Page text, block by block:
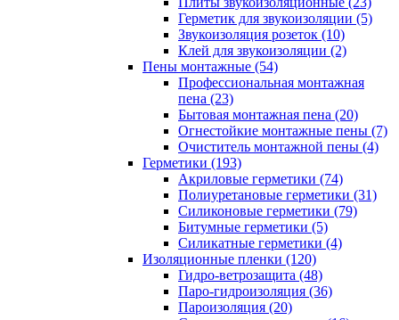
Герметик для звукоизоляции (5)
Звукоизоляция розеток (10)
Клей для звукоизоляции (2)
Пены монтажные (54)
Профессиональная монтажная
пена (23)
Бытовая монтажная пена (20)
Огнестойкие монтажные пены (7)
Очиститель монтажной пены (4)
Герметики (193)
Акриловые герметики (74)
Полиуретановые герметики (31)
Силиконовые герметики (79)
Битумные герметики (5)
Силикатные герметики (4)
Изоляционные пленки (120)
Гидро-ветрозащита (48)
Паро-гидроизоляция (36)
Пароизоляция (20)